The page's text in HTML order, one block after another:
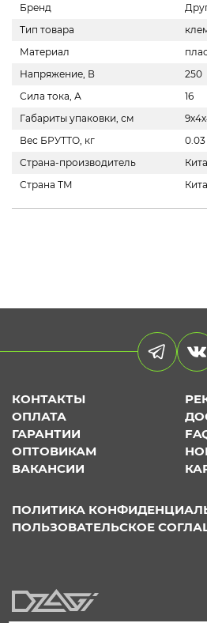
Бренд
Тип товара
Материал
Напряжение, В
250
Сила тока, А
16
Габариты упаковки, см
Вес БРУТТО, кг
0.03
Страна-производитель
Страна ТМ
КОНТАКТЫ
ОПЛАТА
ГАРАНТИИ
ОПТОВИКАМ
ВАКАНСИИ
ПОЛИТИКА
ПОЛЬЗОВАТЕЛЬСКОЕ